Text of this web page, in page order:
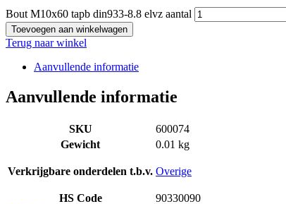
Bout M10x60 tapb din933-8.8 elvz aantal
Toevoegen aan winkelwagen
Terug naar winkel
Aanvullende informatie
Aanvullende informatie
SKU
600074
Gewicht
0.01 kg
Verkrijgbare onderdelen t.b.v. Overige
HS Code 90330090